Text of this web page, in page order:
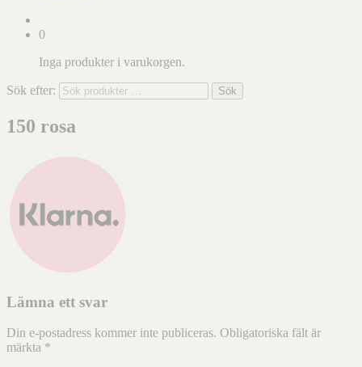
0
Inga produkter i varukorgen.
Sök efter: Sök
150 rosa
Lämna ett svar
Din e-postadress kommer inte publiceras. Obligatoriska fält är
märkta *